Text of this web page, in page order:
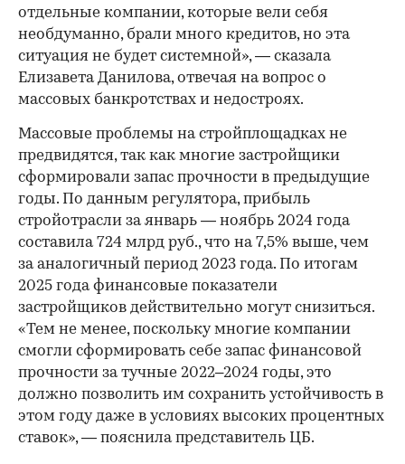
отдельные компании, которые вели себя
необдуманно, брали много кредитов, но эта
ситуация не будет системной», — сказала
Елизавета Данилова, отвечая на вопрос о
массовых банкротствах и недостроях.
Массовые проблемы на стройплощадках не
предвидятся, так как многие застройщики
сформировали запас прочности в предыдущие
годы. По данным регулятора, прибыль
стройотрасли за январь — ноябрь 2024 года
составила 724 млрд руб., что на 7,5% выше, чем
за аналогичный период 2023 года. По итогам
2025 года финансовые показатели
застройщиков действительно могут снизиться.
«Тем не менее, поскольку многие компании
смогли сформировать себе запас финансовой
прочности за тучные 2022–2024 годы, это
должно позволить им сохранить устойчивость в
этом году даже в условиях высоких процентных
ставок», — пояснила представитель ЦБ.